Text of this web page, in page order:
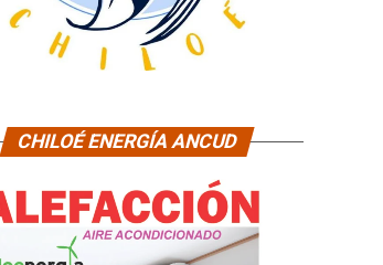
CHILOÉ ENERGÍA ANCUD